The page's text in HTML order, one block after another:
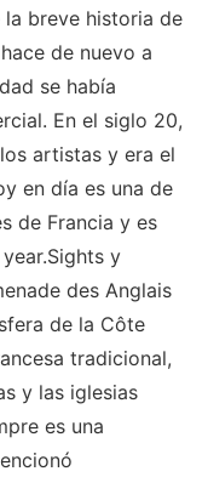
breve historia de
de nuevo a
se había
En el siglo 20,
artistas y era el
en día es una de
de Francia y es
y
des Anglais
de la Côte
tradicional,
y las iglesias
es una